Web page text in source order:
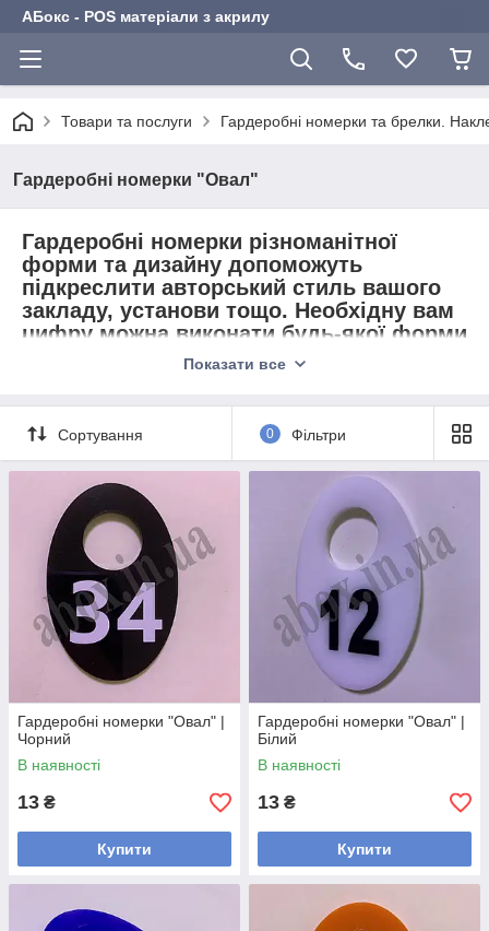
АБокс - POS матеріали з акрилу
Товари та послуги Гардеробні номерки та брелки.
Гардеробні номерки "Овал"
Гардеробні номерки різноманітної
форми та дизайну допоможуть
підкреслити авторський стиль вашого
закладу, установи тощо. Необхідну вам
цифру можна виконати будь-якої форми
та кольору в кольоровій гамі Oracal.
акрилову основу. Вона міцно
тримається на основі, відклеїти
практично неможливо.
Показати все
Сортування 0 Фільтри
Гардеробні номерки "Овал" |
Чорний
В наявності
13 ₴
Купити
Гардеробні номерки "Овал" |
Білий
В наявності
13 ₴
Купити